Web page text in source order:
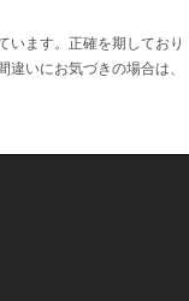
います。正確を期しており
いにお気づきの場合は、